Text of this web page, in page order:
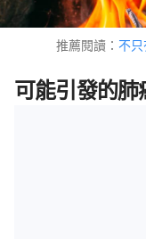
推薦閱讀： 不
可能引發的肺